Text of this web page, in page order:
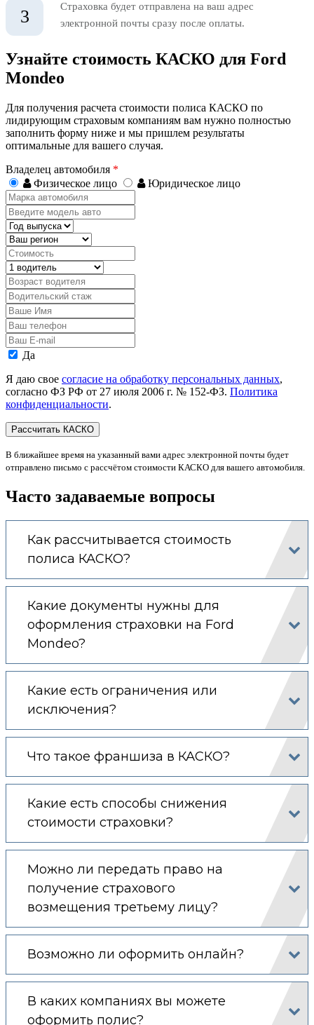
3
Страховка будет отправлена на ваш адрес
электронной почты сразу после оплаты.
Узнайте стоимость КАСКО для Ford
Mondeo
Для получения расчета стоимости полиса КАСКО по
лидирующим страховым компаниям вам нужно полностью
заполнить форму ниже и мы пришлем результаты
оптимальные для вашего случая.
Владелец автомобиля *
Физическое лицо
Юридическое лицо
Марка
автомобиля
Введите
модель
авто
Год
выпуска
Регион
Стоимость,
руб.
Водитель
Возраст
водителя
Водительский
стаж
Ваше
Имя
Ваш
телефон
Ваш
E-
mail
Персональные
Да
Я даю свое согласие на обработку персональных данных,
согласно ФЗ РФ от 27 июля 2006 г. № 152-ФЗ. Политика
конфиденциальности.
В ближайшее время на указанный вами адрес электронной почты будет
отправлено письмо с рассчётом стоимости КАСКО для вашего автомобиля.
Часто задаваемые вопросы
Как рассчитывается стоимость
полиса КАСКО?
Какие документы нужны для
оформления страховки на Ford
Mondeo?
Какие есть ограничения или
исключения?
Что такое франшиза в КАСКО?
Какие есть способы снижения
стоимости страховки?
Можно ли передать право на
получение страхового
возмещения третьему лицу?
Возможно ли оформить онлайн?
В каких компаниях вы можете
оформить полис?